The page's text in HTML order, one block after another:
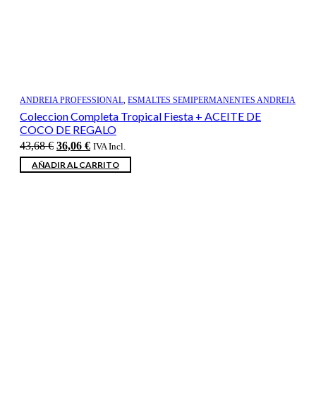
ANDREIA PROFESSIONAL, ESMALTES SEMIPERMANENTES ANDREIA
Coleccion Completa Tropical Fiesta + ACEITE DE
COCO DE REGALO
43,68€ El
precio
original
36,06 €El
precio
actual
IVA Incl.
AÑADIR AL CARRITO